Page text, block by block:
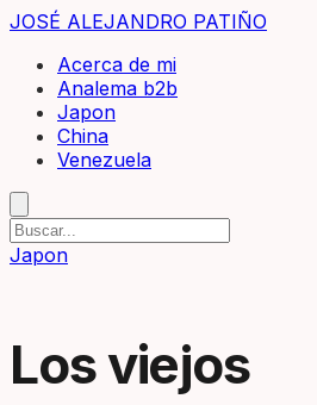
JOSÉ ALEJANDRO PATIÑO
Acerca de mi
Analema b2b
Japon
China
Venezuela
Japon
Los viejos